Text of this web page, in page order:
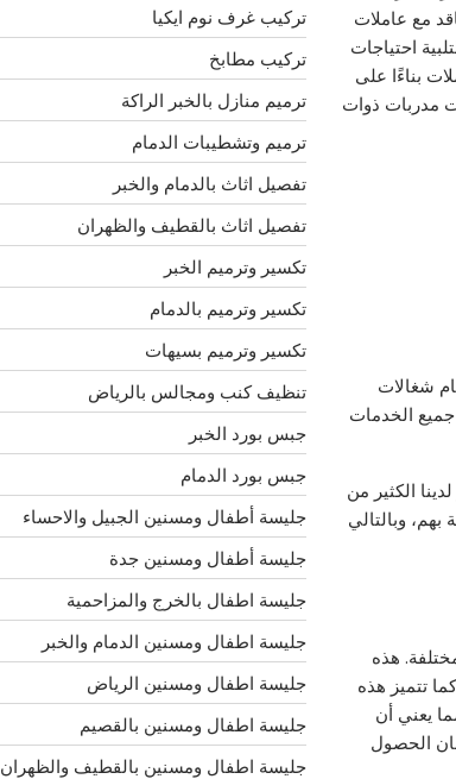
مع عاملات
احتياجات
بناءًا على
مدربات ذوات
شغالات
الخدمات
الكثير من
وبالتالي
هذه
تتميز هذه
يعني أن
الحصول
تركيب غرف نوم ايكيا
تركيب مطابخ
ترميم منازل بالخبر الراكة
ترميم وتشطيبات الدمام
تفصيل اثاث بالدمام والخبر
تفصيل اثاث بالقطيف والظهران
تكسير وترميم الخبر
تكسير وترميم بالدمام
تكسير وترميم بسيهات
تنظيف كنب ومجالس بالرياض
جبس بورد الخبر
جبس بورد الدمام
جليسة أطفال ومسنين الجبيل والاحساء
جليسة أطفال ومسنين جدة
جليسة اطفال بالخرج والمزاحمية
جليسة اطفال ومسنين الدمام والخبر
جليسة اطفال ومسنين الرياض
جليسة اطفال ومسنين بالقصيم
جليسة اطفال ومسنين بالقطيف والظهران